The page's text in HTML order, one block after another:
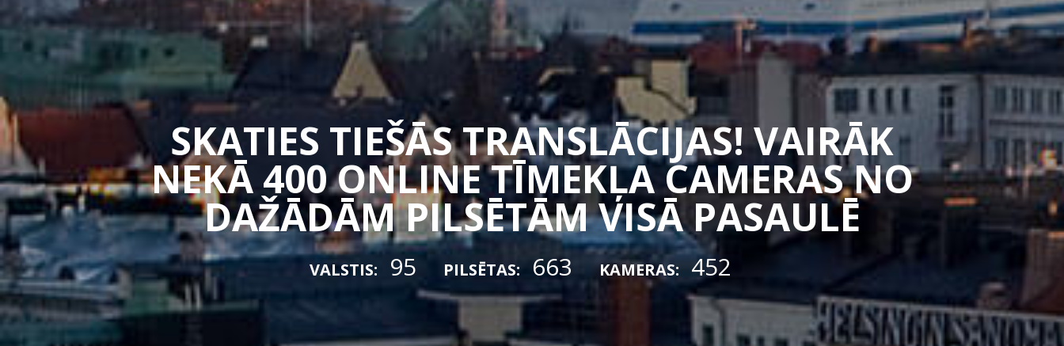
SKATIES TIEŠĀS TRANSLĀCIJAS! VAIRĀK
NEKĀ 400 ONLINE TĪMEKĻA CAMERAS NO
DAŽĀDĀM PILSĒTĀM VISĀ PASAULĒ
VALSTIS: 95 PILSĒTAS: 663 KAMERAS: 452